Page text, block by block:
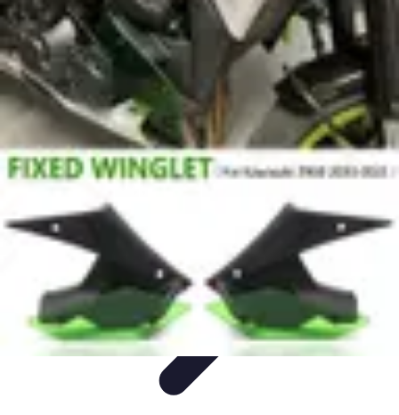
Pièces Détachées Tracteur
Pièces Détachées Anciennes
Guides d'Achat
Entretien et
DiagnosticsGuide d'Achat Entretien et Maintenance
Pièces Détachées Tracteur